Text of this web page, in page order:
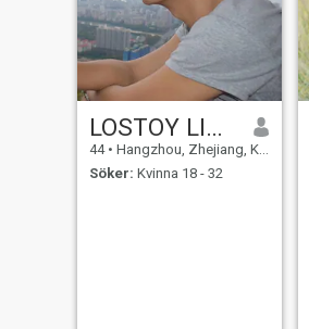
LOSTOY LIN LONGXING
44 • Hangzhou, Zhejiang, Kina
Söker: Kvinna 18 - 32